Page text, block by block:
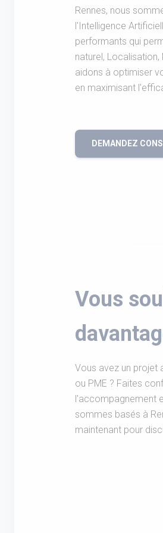
Rennes, nous
l'Intelligence
performants qui
naturel,
aidons à optimiser
en maximisant
DEMANDEZ
Vous
Vous avez un projet
ou PME ? Faites
l'accompagnement
sommes basés à
maintenant pour